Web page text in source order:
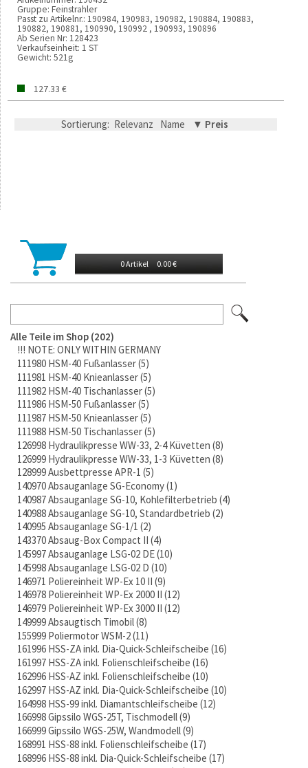
0 Artikel 0.00 €
Alle Teile im Shop 202
!!! NOTE: ONLY WITHIN GERMANY
111980 HSM-40 Fußanlasser 5
111981 HSM-40 Knieanlasser 5
111982 HSM-40 Tischanlasser 5
111986 HSM-50 Fußanlasser 5
111987 HSM-50 Knieanlasser 5
111988 HSM-50 Tischanlasser 5
126998 Hydraulikpresse WW-33, 2-4 Küvetten 8
126999 Hydraulikpresse WW-33, 1-3 Küvetten 8
128999 Ausbettpresse APR-1 5
140970 Absauganlage SG-Economy 1
140987 Absauganlage SG-10, Kohlefilterbetrieb 4
140988 Absauganlage SG-10, Standardbetrieb 2
140995 Absauganlage SG-1/1 2
143370 Absaug-Box Compact II 4
145997 Absauganlage LSG-02 DE 10
145998 Absauganlage LSG-02 D 10
146971 Poliereinheit WP-Ex 10 II 9
146978 Poliereinheit WP-Ex 2000 II 12
146979 Poliereinheit WP-Ex 3000 II 12
149999 Absaugtisch Timobil 8
155999 Poliermotor WSM-2 11
161996 HSS-ZA inkl. Dia-Quick-Schleifscheibe 16
161997 HSS-ZA inkl. Folienschleifscheibe 16
162996 HSS-AZ inkl. Folienschleifscheibe 10
162997 HSS-AZ inkl. Dia-Quick-Schleifscheibe 10
164998 HSS-99 inkl. Diamantschleifscheibe 12
166998 Gipssilo WGS-25T, Tischmodell 9
166999 Gipssilo WGS-25W, Wandmodell 9
168991 HSS-88 inkl. Folienschleifscheibe 17
168996 HSS-88 inkl. Dia-Quick-Schleifscheibe 17
Gruppe: Feinstrahler
Passt zu Artikelnr.: 190984, 190983, 190982, 190884, 190883,
190882, 190881, 190990, 190992 , 190993, 190896
Ab Serien Nr: 128423
Verkaufseinheit: 1 ST
Gewicht: 521g
127.33 €
Sortierung: Relevanz Name ▼ Preis